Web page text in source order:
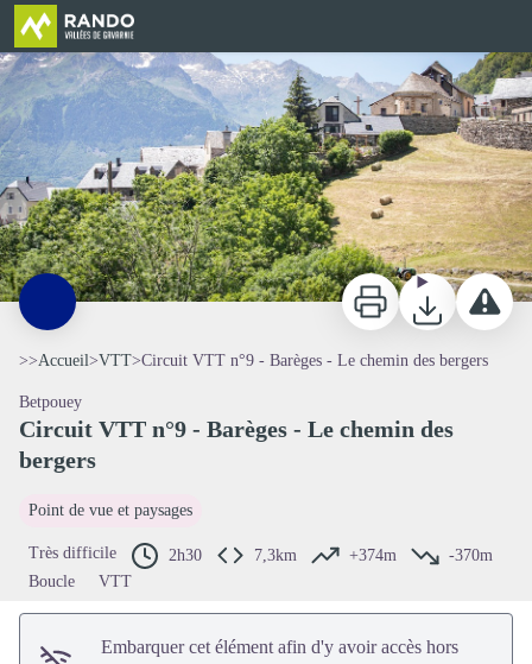
Circuit VTT n°9 - Barèges - Le chemin des bergers
ImprimerTéléchargerSignaler
>>Accueil>VTT>Circuit VTT n°9 - Barèges - Le chemin des bergers
Betpouey
Circuit VTT n°9 - Barèges - Le chemin des
bergers
Point de vue et paysages
Très difficile 2h30 7,3km +374m
-370m
Boucle
VTT
Embarquer cet élément afin d'y avoir accès hors